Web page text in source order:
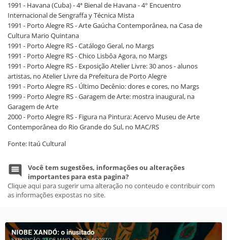
1991 - Havana (Cuba) - 4ª Bienal de Havana - 4° Encuentro
Internacional de Sengraffa y Técnica Mista
1991 - Porto Alegre RS - Arte Gaúcha Contemporânea, na Casa de
Cultura Mario Quintana
1991 - Porto Alegre RS - Catálogo Geral, no Margs
1991 - Porto Alegre RS - Chico Lisbôa Agora, no Margs
1991 - Porto Alegre RS - Exposição Atelier Livre: 30 anos - alunos
artistas, no Atelier Livre da Prefeitura de Porto Alegre
1991 - Porto Alegre RS - Último Decênio: dores e cores, no Margs
1999 - Porto Alegre RS - Garagem de Arte: mostra inaugural, na
Garagem de Arte
2000 - Porto Alegre RS - Figura na Pintura: Acervo Museu de Arte
Contemporânea do Rio Grande do Sul, no MAC/RS
Fonte: Itaú Cultural
Você tem sugestões, informações ou alterações
importantes para esta pagina?
Clique aqui para sugerir uma alteração no conteudo e contribuir com
as informações expostas no site.